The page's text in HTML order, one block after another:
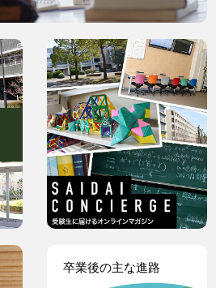
卒業後の主な進路